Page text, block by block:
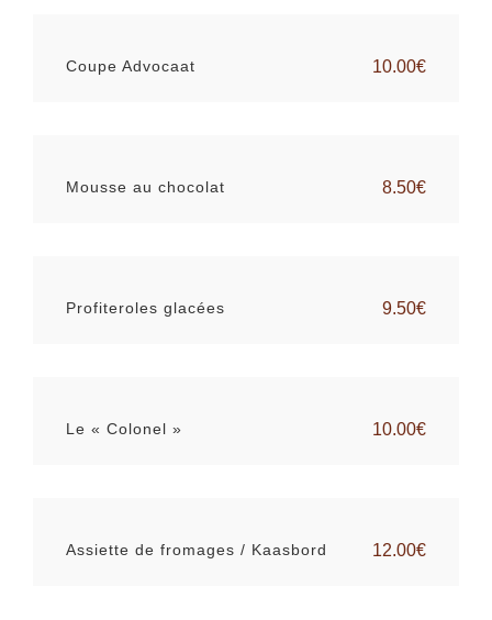
Coupe Advocaat 10.00€
Mousse au chocolat 8.50€
Profiteroles glacées 9.50€
Le « Colonel » 10.00€
Assiette de fromages / Kaasbord 12.00€